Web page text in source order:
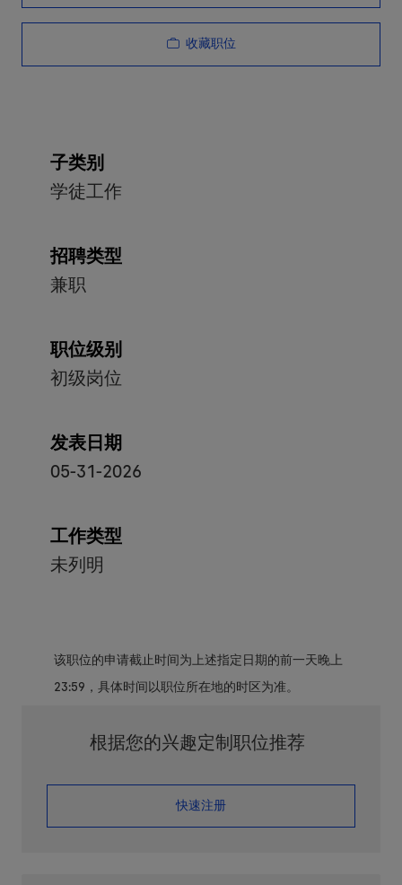
收藏职位
子类别
学徒工作
招聘类型
兼职
职位级别
初级岗位
发表日期
05-31-2026
工作类型
未列明
该职位的申请截止时间为上述指定日期的前一天晚上
23:59，具体时间以职位所在地的时区为准。
根据您的兴趣定制职位推荐
​​​​​​​快速注册